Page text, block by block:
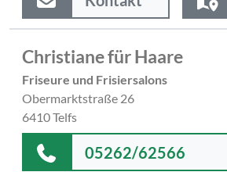
Christiane für Haare
Friseure und Frisiersalons
Obermarktstraße 26
6410 Telfs
05262/62566